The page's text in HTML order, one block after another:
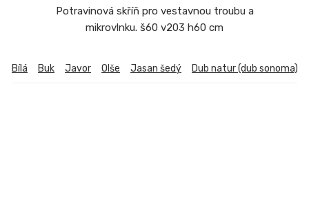
Potravinová skříň pro vestavnou troubu a
mikrovlnku. š60 v203 h60 cm
Bílá Buk Javor Olše Jasan šedý Dub natur (dub sonoma)